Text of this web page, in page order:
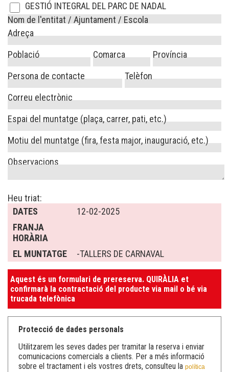
GESTIÓ INTEGRAL DEL PARC DE NADAL
Nom de l'entitat / Ajuntament / Escola
Adreça
Població
Comarca
Província
Persona de contacte
Telèfon
Correu electrònic
Espai del muntatge (plaça, carrer, pati, etc.)
Motiu del muntatge (fira, festa major, inauguració, etc.)
Observacions
Heu triat:
DATES
12-02-2025
FRANJA
HORÀRIA
EL MUNTATGE
-TALLERS DE CARNAVAL
Aquest és un formulari de prereserva. QUIRÀLIA et
confirmarà la contractació del producte via mail o bé via
trucada telefònica
Protecció de dades personals
Utilitzarem les seves dades per tramitar la reserva i enviar
comunicacions comercials a clients. Per a més informació
sobre el tractament i els vostres drets, consulteu la política